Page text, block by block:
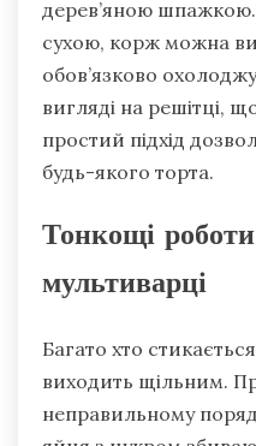
дерев’яною
сухою, корж можна
обов’язково
вигляді на решітці,
простий підхід
будь-якого торта.
Тонкощі
мультиварці
Багато хто
виходить щільним.
неправильному